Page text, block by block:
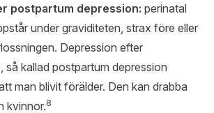
postpartum depression: perinatal
under graviditeten, strax före eller
Depression efter
så kallad postpartum depression
man blivit förälder. Den kan drabba
kvinnor.8